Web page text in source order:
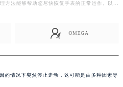
方法能够帮助您尽快恢复手表的正常运作。以…
OMEGA
的情况下突然停止走动，这可能是由多种因素导